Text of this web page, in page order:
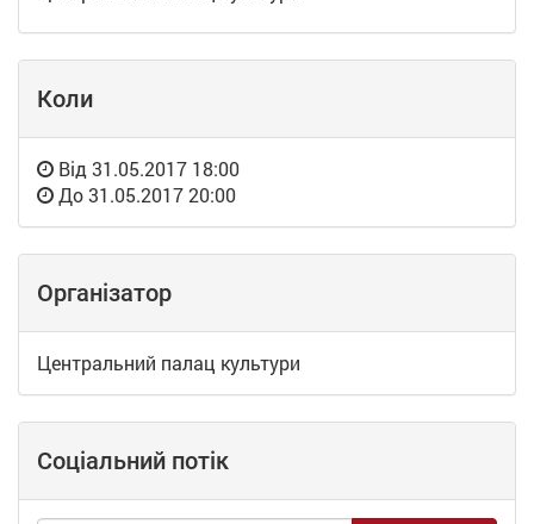
Коли
Від 31.05.2017 18:00
До31.05.2017 20:00
Організатор
Центральний палац культури
Соціальний потік